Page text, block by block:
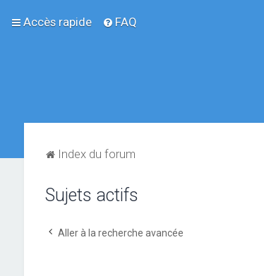
Accès rapide FAQ
Index du forum
Sujets actifs
Aller à la recherche avancée